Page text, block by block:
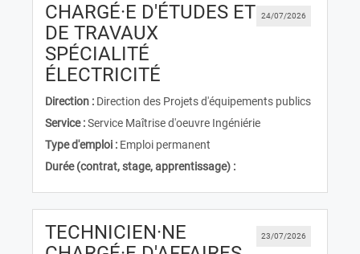
24/07/2026
CHARGÉ·E D'ÉTUDES ET
DE TRAVAUX
SPÉCIALITÉ
ÉLECTRICITÉ
Direction : Direction des Projets d'équipements publics
Service :Service Maîtrise d'oeuvre Ingéniérie
Type d'emploi : Emploi permanent
Durée (contrat, stage, apprentissage) :
23/07/2026
TECHNICIEN·NE